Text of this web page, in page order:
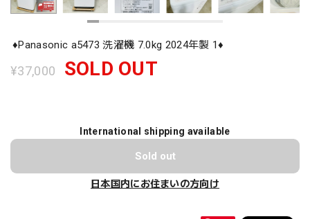
♦️Panasonic a5473 洗濯機 7.0kg 2024年製 1♦️
¥37,000 SOLD OUT
International shipping available
Sold out
日本国内にお住まいの方向け